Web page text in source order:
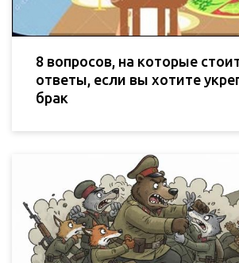
8 вопросов, на которые
ответы, если вы хотите
брак